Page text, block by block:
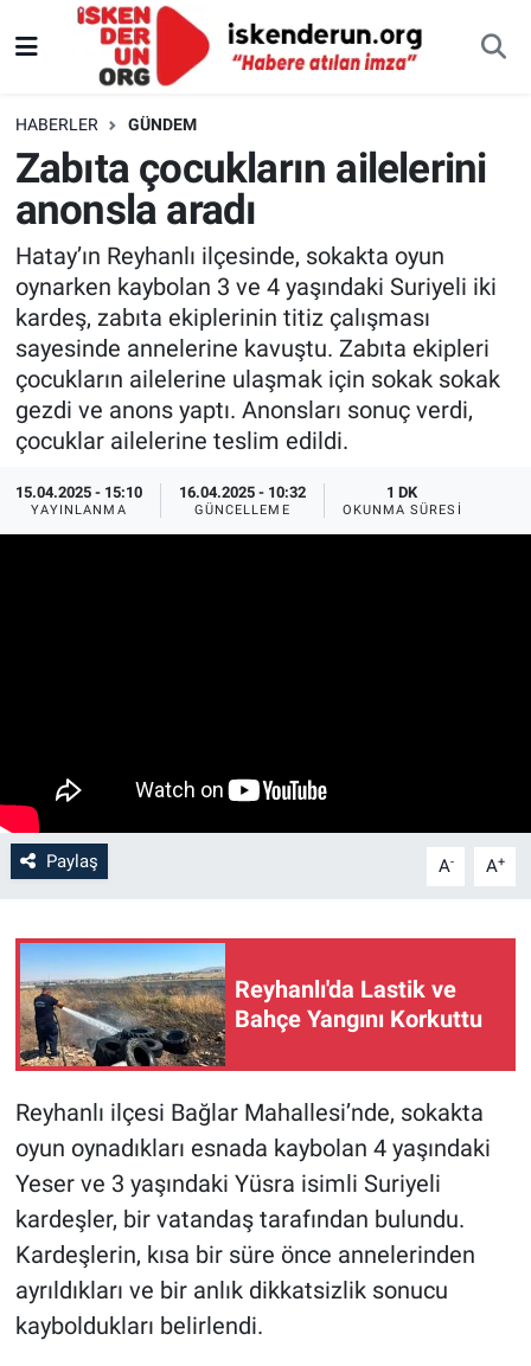
HABERLER GÜNDEM
Zabıta çocukların ailelerini
anonsla aradı
Hatay’ın Reyhanlı ilçesinde, sokakta oyun
oynarken kaybolan 3 ve 4 yaşındaki Suriyeli iki
kardeş, zabıta ekiplerinin titiz çalışması
sayesinde annelerine kavuştu. Zabıta ekipleri
çocukların ailelerine ulaşmak için sokak sokak
gezdi ve anons yaptı. Anonsları sonuç verdi,
çocuklar ailelerine teslim edildi.
15.04.2025 - 15:10
YAYINLANMA
16.04.2025 - 10:32
GÜNCELLEME
1 DK
OKUNMA SÜRESI
Paylaş A- A+
Reyhanlı'da Lastik ve
Bahçe Yangını Korkuttu
Reyhanlı ilçesi Bağlar Mahallesi’nde, sokakta
oyun oynadıkları esnada kaybolan 4 yaşındaki
Yeser ve 3 yaşındaki Yüsra isimli Suriyeli
kardeşler, bir vatandaş tarafından bulundu.
Kardeşlerin, kısa bir süre önce annelerinden
ayrıldıkları ve bir anlık dikkatsizlik sonucu
kayboldukları belirlendi.